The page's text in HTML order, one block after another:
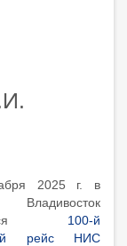
2025 г. в
100-й
рейс НИС